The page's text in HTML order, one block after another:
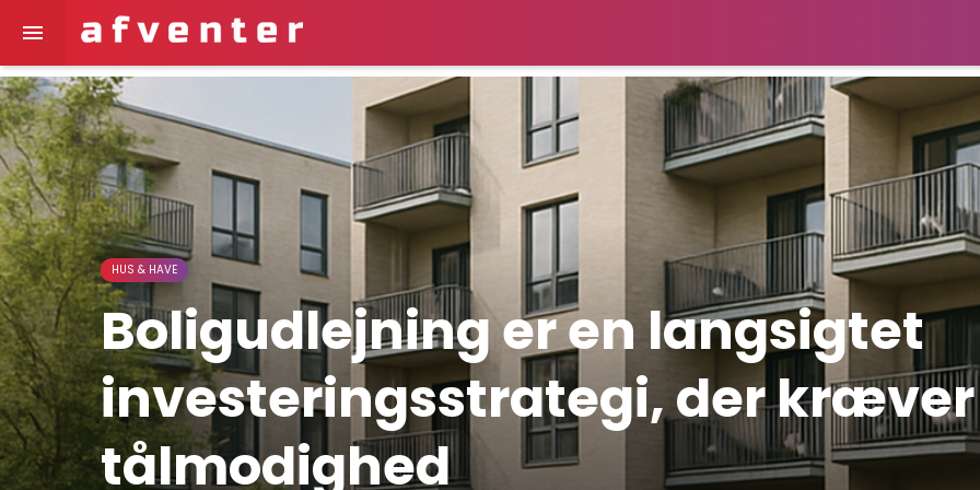

HUS & HAVE
Boligudlejning er en langsigtet
investeringsstrategi, der
tålmodighed